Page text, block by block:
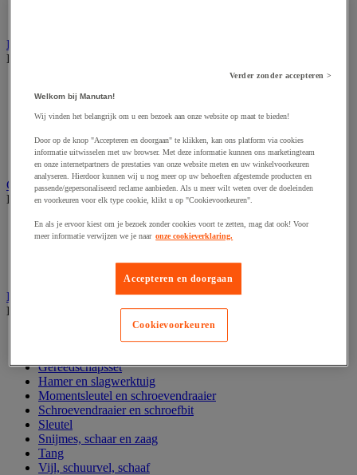
Elektrische toebehoren en verlichting
Bekijk de hele productgroep
Batterij, oplader en kabel
Elektrische kabel
Verlengsnoer, stekkerdoos en kapelhaspel
Wandcontactdoos en schakelaar
Gereedschap opbergen
Bekijk de hele productgroep
Assortimentsdoos en gereedschapkoffer
Gereedschapskist en opbergtas
Handgereedschap
Bekijk de hele productgroep
Bankschroef, extractor en klem
Gereedschapsset
Hamer en slagwerktuig
Momentsleutel en schroevendraaier
Schroevendraaier en schroefbit
Sleutel
Snijmes, schaar en zaag
Tang
Vijl, schuurvel, schaaf
Verder zonder accepteren >
Welkom bij Manutan!
Wij vinden het belangrijk om u een bezoek aan onze website op maat te bieden!
Door op de knop "Accepteren en doorgaan" te klikken, kan ons platform via cookies
informatie uitwisselen met uw browser. Met deze informatie kunnen ons marketingteam
en onze internetpartners de prestaties van onze website meten en uw winkelvoorkeuren
analyseren. Hierdoor kunnen wij u nog meer op uw behoeften afgestemde producten en
passende/gepersonaliseerd reclame aanbieden. Als u meer wilt weten over de doeleinden
en voorkeuren voor elk type cookie, klikt u op "Cookievoorkeuren".
En als je ervoor kiest om je bezoek zonder cookies voort te zetten, mag dat ook! Voor
meer informatie verwijzen we je naar onze cookieverklaring.
Accepteren en doorgaan
Cookievoorkeuren